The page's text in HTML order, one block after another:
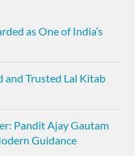
as One of India’s
and Trusted Lal Kitab
Pandit Ajay Gautam
Guidance